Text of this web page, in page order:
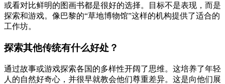
或看对比鲜明的图画书都是很好的选择。目标不是表现，而是
探索和游戏。像巴黎的“草地博物馆”这样的机构提供了适合的
工作坊。
探索其他传统有什么好处？
通过故事或游戏探索各国的多样性开阔了思维。这培养了年轻
人的自然好奇心，并很早就教会他们尊重差异。这是向他们展